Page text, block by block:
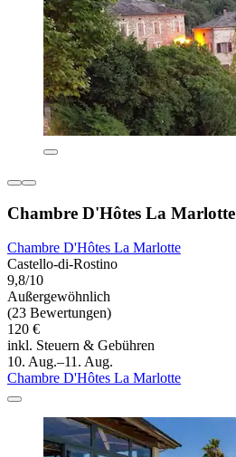
Chambre D'Hôtes La Marlotte
Chambre D'Hôtes La Marlotte
Castello-di-Rostino
9,8/10
Außergewöhnlich
(23 Bewertungen)
120 €
inkl. Steuern & Gebühren
10. Aug.–11. Aug.
Chambre D'Hôtes La Marlotte